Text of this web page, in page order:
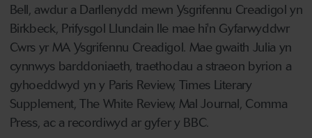
Bell, awdur a Darllenydd mewn Ysgrifennu Creadigol yn
Birkbeck, Prifysgol Llundain lle mae hi'n Gyfarwyddwr
Cwrs yr MA Ysgrifennu Creadigol. Mae gwaith Julia yn
cynnwys barddoniaeth, traethodau a straeon byrion a
gyhoeddwyd yn y Paris Review, Times Literary
Supplement, The White Review, Mal Journal, Comma
Press, ac a recordiwyd ar gyfer y BBC.